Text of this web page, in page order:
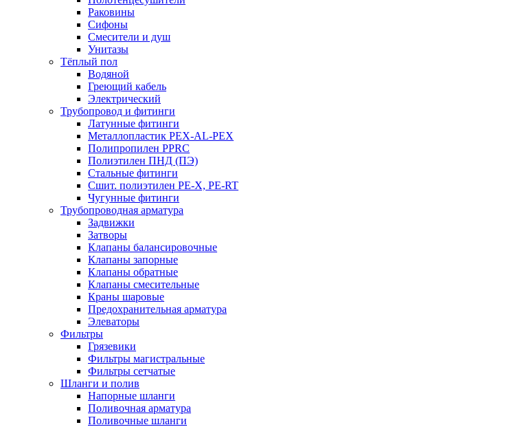
Раковины
Сифоны
Смесители и душ
Унитазы
Тёплый пол
Водяной
Греющий кабель
Электрический
Трубопровод и фитинги
Латунные фитинги
Металлопластик PEX-AL-PEX
Полипропилен PPRC
Полиэтилен ПНД (ПЭ)
Стальные фитинги
Сшит. полиэтилен PE-X, PE-RT
Чугунные фитинги
Трубопроводная арматура
Задвижки
Затворы
Клапаны балансировочные
Клапаны запорные
Клапаны обратные
Клапаны смесительные
Краны шаровые
Предохранительная арматура
Элеваторы
Фильтры
Грязевики
Фильтры магистральные
Фильтры сетчатые
Шланги и полив
Напорные шланги
Поливочная арматура
Поливочные шланги